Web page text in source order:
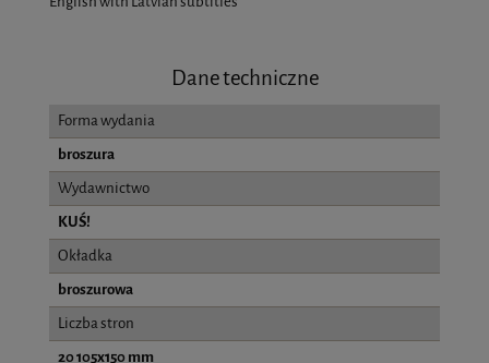
Dane techniczne
Forma wydania
broszura
Wydawnictwo
KUŚ!
Okładka
broszurowa
Liczba stron
20 105x150 mm